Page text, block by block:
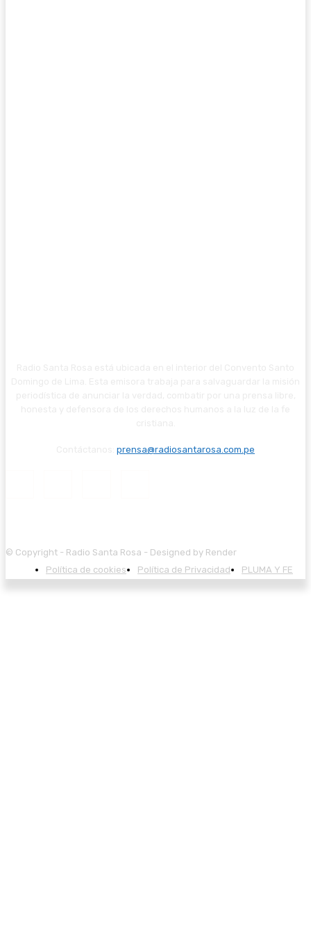
prensa@radiosantarosa.com.pe
© Copyright - Radio Santa Rosa - Designed by Render
Política de cookies
Política de Privacidad PLUMA Y FE